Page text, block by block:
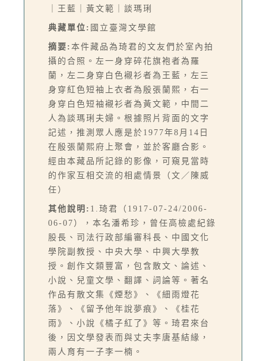
｜王藍｜黃文範｜談瑪琍
典藏單位: 國立臺灣文學館
摘要: 本件藏品為琦君的文友們於室內拍
攝的合照。左一身穿碎花旗袍者為羅
蘭，左二身穿白色襯衫者為王藍，左三
身穿紅色短袖上衣者為殷張蘭熙，右一
身穿白色短袖襯衫者為黃文範，中間二
人為談瑪琍夫婦。根據照片背面的文字
記述，推測眾人應是於1977年8月14日
在殷張蘭熙府上聚會，並於客廳合影。
經由本藏品所記錄的影像，可窺見當時
的作家互相交流的相處情景（文／陳威
任）
其他說明: 1.琦君（1917-07-24/2006-
06-07），本名潘希珍，曾任高檢處紀錄
股長、司法行政部編審科長、中國文化
學院副教授、中央大學、中興大學教
授。創作文類豐富，包含散文、論述、
小說、兒童文學、翻譯、詞論等。著名
作品有散文集《煙愁》、《細雨燈花
落》、《留予他年說夢痕》、《桂花
雨》、小說《橘子紅了》等。琦君來台
後，因文學發表而與丈夫李唐基結緣，
兩人育有一子李一楠。